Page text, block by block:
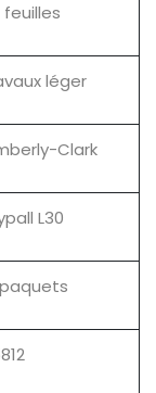
feuilles
léger
Clark
L30
paquets